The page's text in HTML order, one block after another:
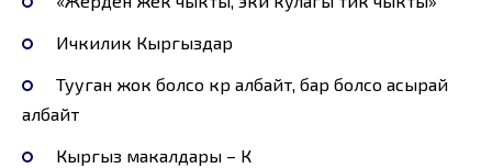
Ичкилик Кыргыздар
Тууган жок болсо көрө албайт, бар болсо асырай
албайт
Кыргыз макалдары – К